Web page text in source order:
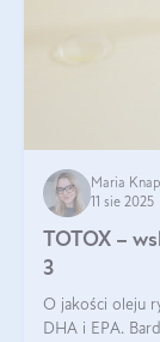
Maria
11 sie 2025
TOTOX –
3
O jakości oleju
DHA i EPA.